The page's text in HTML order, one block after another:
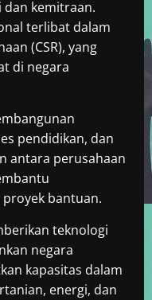
kemitraan.
terlibat dalam
(CSR), yang
di negara
pendidikan, dan
antara perusahaan
bantuan.
teknologi
negara
kapasitas dalam
energi, dan